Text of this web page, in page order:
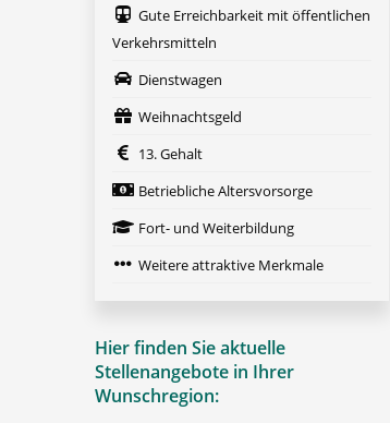
Gute Erreichbarkeit mit öffentlichen
Verkehrsmitteln
Dienstwagen
Weihnachtsgeld
13. Gehalt
Betriebliche Altersvorsorge
Fort- und Weiterbildung
Weitere attraktive Merkmale
Hier finden Sie aktuelle
Stellenangebote in Ihrer
Wunschregion: